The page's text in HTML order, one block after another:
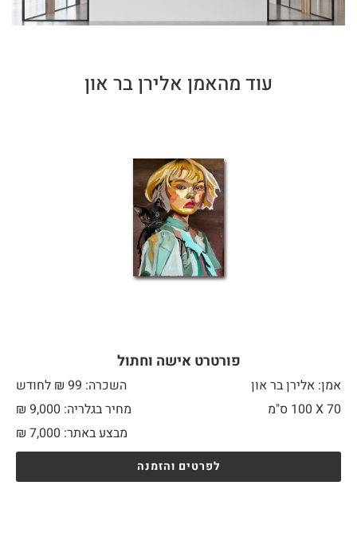
עוד מהאמן אלירן בר און
פורטרט אישה וחתול
אמן: אלירן בר און
השכרה: 99 ₪ לחודש
70 X
מחיר בגלריה: 9,000 ₪
מבצע באתר:
₪ 7,000
לפרטים והזמנה